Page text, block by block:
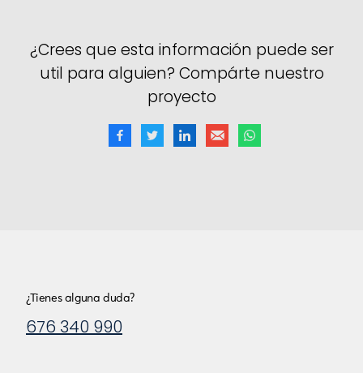
¿Crees que esta información puede ser
util para alguien? Compárte nuestro
proyecto
¿Tienes alguna duda?
676 340 990